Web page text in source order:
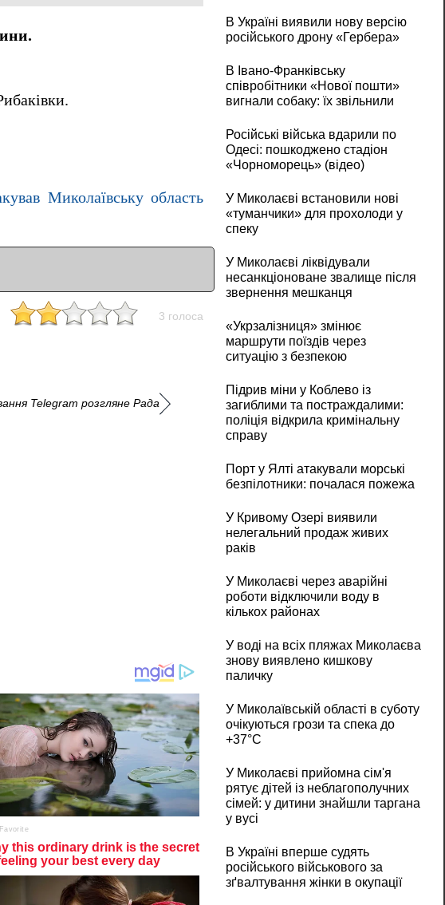
Миколаївську область
3 голоса
Telegram розгляне Рада
В Україні виявили нову версію
російського дрону «Гербера»
В Івано-Франківську
співробітники «Нової пошти»
вигнали собаку: їх звільнили
Російські війська вдарили по
Одесі: пошкоджено стадіон
«Чорноморець» (відео)
У Миколаєві встановили нові
«туманчики» для прохолоди у
спеку
У Миколаєві ліквідували
несанкціоноване звалище після
звернення мешканця
«Укрзалізниця» змінює
маршрути поїздів через
ситуацію з безпекою
Підрив міни у Коблево із
загиблими та постраждалими:
поліція відкрила кримінальну
справу
Порт у Ялті атакували морські
безпілотники: почалася пожежа
У Кривому Озері виявили
нелегальний продаж живих
раків
У Миколаєві через аварійні
роботи відключили воду в
кількох районах
У воді на всіх пляжах Миколаєва
знову виявлено кишкову
паличку
У Миколаївській області в суботу
очікуються грози та спека до
+37°C
У Миколаєві прийомна сім'я
рятує дітей із неблагополучних
сімей: у дитини знайшли таргана
у вусі
В Україні вперше судять
російського військового за
зґвалтування жінки в окупації